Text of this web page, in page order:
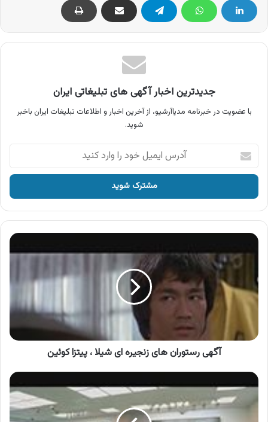
جدیدترین اخبار آگهی های تبلیغاتی ایران
با عضویت در خبرنامه مدیاآرشیو، از آخرین اخبار و اطلاعات تبلیغات ایران باخبر
شوید.
آدرس
ایمیل
خود
وارد
کنید
آگهی
رستوران
زنجیره
ای
شیلا
پیتزا
کوئین
آگهی رستوران های زنجیره ای شیلا ، پیتزا کوئین
آگهی
بازار
موبایل
شرق